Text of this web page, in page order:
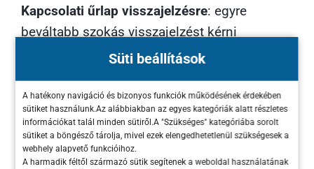
Süti beállítások
A hatékony navigáció és bizonyos funkciók működésének érdekében
sütiket használunk.Az alábbiakban az egyes kategóriák alatt részletes
információkat talál minden sütiről.A "Szükséges" kategóriába sorolt
sütiket a böngésző tárolja, mivel ezek elengedhetetlenül szükségesek a
webhely alapvető funkcióihoz.
A harmadik féltől származó sütik segítenek a weboldal használatának
Kapcsolati űrlap visszajelzésre: egyre
beváltabb szokás visszajelzést kérni
ügyfeleinktől. Természetesen ennek is több
mi tetszik nekik, mi az, ami kevésbé. Ha
valami problémás, akkor azt folyamatosan
tudjuk finomhangolni, míg szolgáltatásunk
olyan szintre nem fog érni, hogy az mindenki